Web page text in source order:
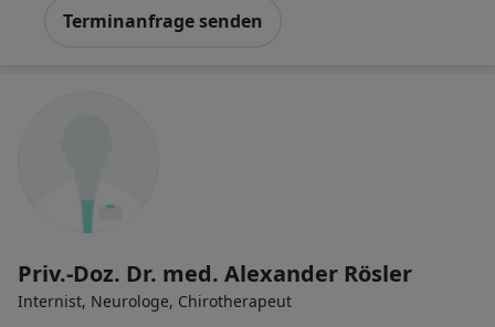
Terminanfrage senden
Priv.-Doz. Dr. med. Alexander Rösler
Internist, Neurologe, Chirotherapeut